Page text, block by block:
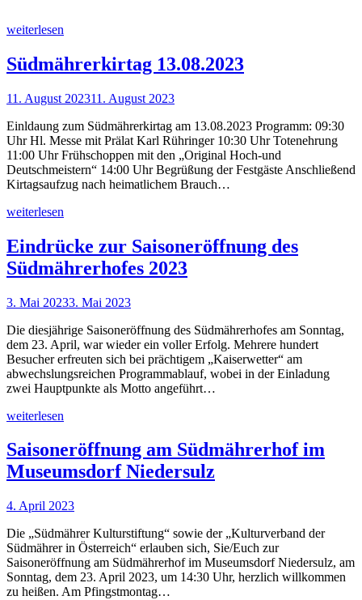
weiterlesen
Südmährerkirtag 13.08.2023
11. August 202311. August 2023
Einldaung zum Südmährerkirtag am 13.08.2023 Programm: 09:30
Uhr Hl. Messe mit Prälat Karl Rühringer 10:30 Uhr Totenehrung
11:00 Uhr Frühschoppen mit den „Original Hoch-und
Deutschmeistern“ 14:00 Uhr Begrüßung der Festgäste Anschließend
Kirtagsaufzug nach heimatlichem Brauch…
weiterlesen
Eindrücke zur Saisoneröffnung des
Südmährerhofes 2023
3. Mai 20233. Mai 2023
Die diesjährige Saisoneröffnung des Südmährerhofes am Sonntag,
dem 23. April, war wieder ein voller Erfolg. Mehrere hundert
Besucher erfreuten sich bei prächtigem „Kaiserwetter“ am
abwechslungsreichen Programmablauf, wobei in der Einladung
zwei Hauptpunkte als Motto angeführt…
weiterlesen
Saisoneröffnung am Südmährerhof im
Museumsdorf Niedersulz
4. April 2023
Die „Südmährer Kulturstiftung“ sowie der „Kulturverband der
Südmährer in Österreich“ erlauben sich, Sie/Euch zur
Saisoneröffnung am Südmährerhof im Museumsdorf Niedersulz, am
Sonntag, dem 23. April 2023, um 14:30 Uhr, herzlich willkommen
zu heißen. Am Pfingstmontag…